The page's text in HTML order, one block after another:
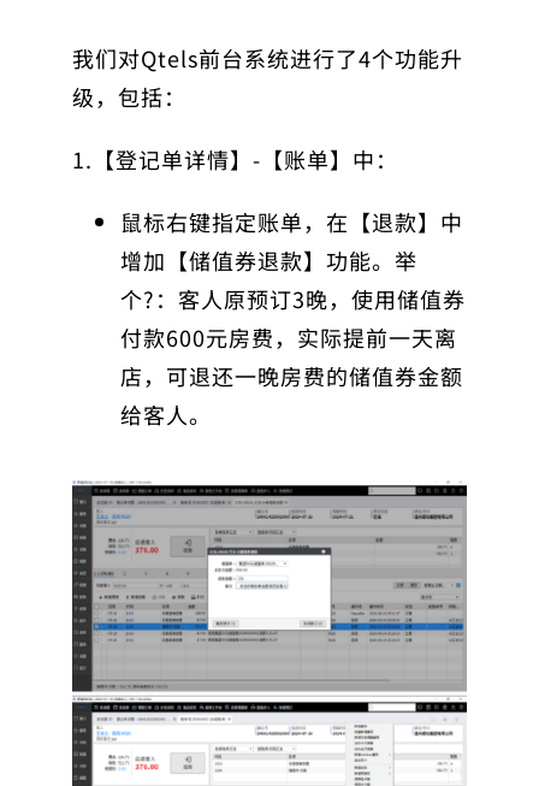
我们对Qtels前台系统进行了4个功能升
级，包括：
1.【登记单详情】-【账单】中：
鼠标右键指定账单，在【退款】中
增加【储值券退款】功能。举
个?：客人原预订3晚，使用储值券
付款600元房费，实际提前一天离
店，可退还一晚房费的储值券金额
给客人。